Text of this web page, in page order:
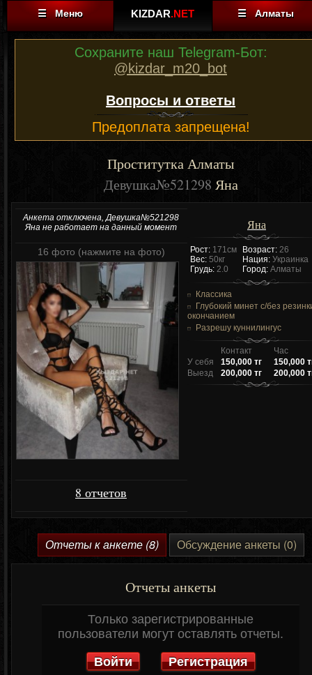
☰ Меню KIZDAR.NET ☰ Алматы
Сохраните наш Telegram-Бот:
@kizdar_m20_bot
Вопросы и ответы
Предоплата запрещена!
Проститутка Алматы
Девушка№521298 Яна
Яна
Рост: 171см
Вес: 50кг
Грудь: 2.0
Возраст: 26
Нация: Украинка
Город: Алматы
Классика
Глубокий минет c/без
окончанием
Разрешу куннилингус
Контакт
Час
У себя
150,000 тг
150,000
Выезд
200,000 тг 200,000
Анкета отключена, Девушка№521298
Яна не работает на данный момент
16 фото (нажмите на фото)
8 отчетов
Отчеты к анкете (8) Обсуждение анкеты (0)
Отчеты анкеты
Только зарегистрированные
пользователи могут оставлять отчеты.
Войти Регистрация